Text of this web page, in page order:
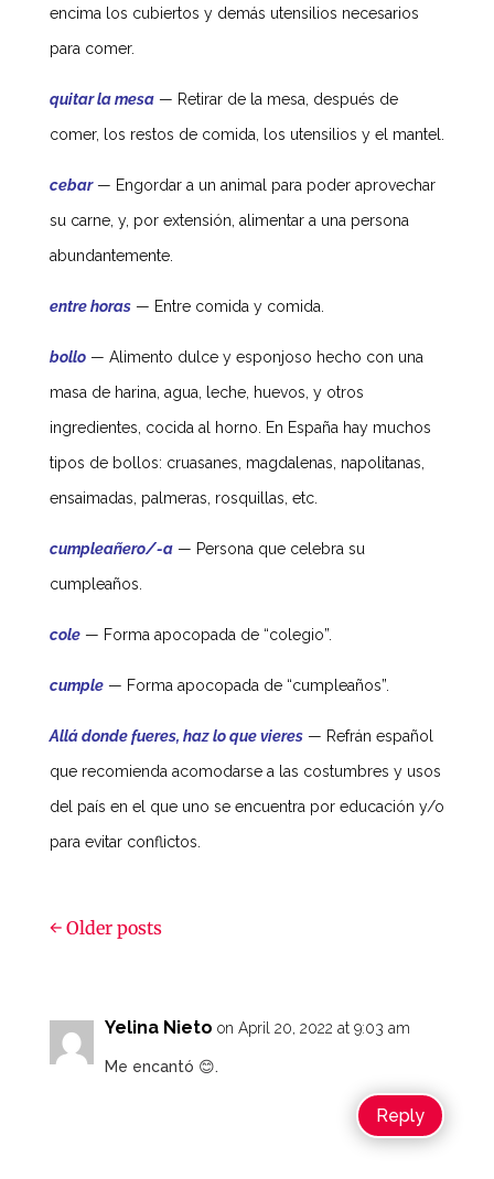
encima los cubiertos y demás utensilios necesarios
para comer.
quitar la mesa — Retirar de la mesa, después de
comer, los restos de comida, los utensilios y el mantel.
cebar — Engordar a un animal para poder aprovechar
su carne, y, por extensión, alimentar a una persona
abundantemente.
entre horas — Entre comida y comida.
bollo — Alimento dulce y esponjoso hecho con una
masa de harina, agua, leche, huevos, y otros
ingredientes, cocida al horno. En España hay muchos
tipos de bollos: cruasanes, magdalenas, napolitanas,
ensaimadas, palmeras, rosquillas, etc.
cumpleañero/-a — Persona que celebra su
cumpleaños.
cole — Forma apocopada de “colegio”.
cumple — Forma apocopada de “cumpleaños”.
Allá donde fueres, haz lo que vieres — Refrán español
que recomienda acomodarse a las costumbres y usos
del país en el que uno se encuentra por educación y/o
para evitar conflictos.
← Older posts
Yelina Nieto on April 20, 2022 at 9:03 am
Me encantó 😊.
Reply